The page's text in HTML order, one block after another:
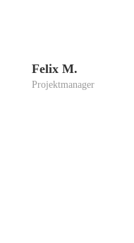
Felix M.
Pro­jekt­ma­na­ger